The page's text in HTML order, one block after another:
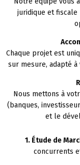
juridique et
Chaque projet est
sur mesure, adapté
Nous mettons à
(banques,
et le
1. Étude de
concurrents